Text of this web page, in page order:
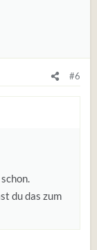
was ich tun
jetzt etwas
hat ja meine
#6
du das zum